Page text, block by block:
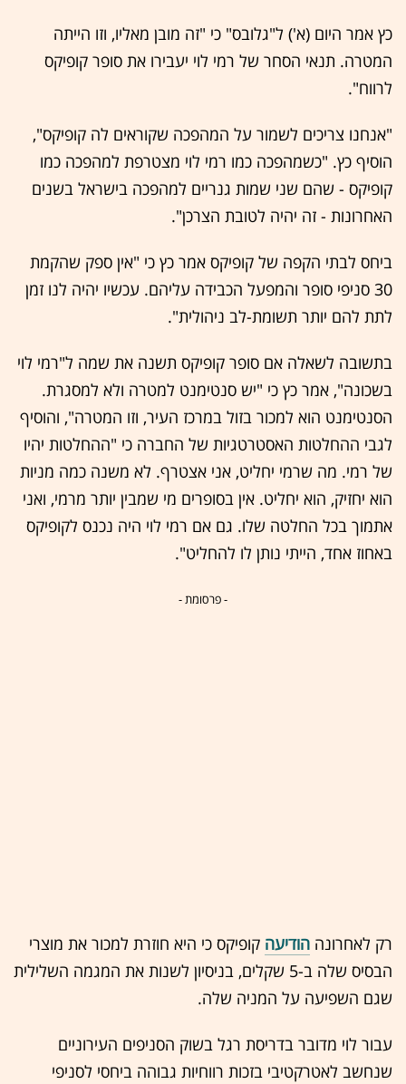
כץ אמר היום (א') ל"גלובס" כי "זה מובן מאליו, וזו הייתה
המטרה. תנאי הסחר של רמי לוי יעבירו את סופר קופיקס
לרווח".
"אנחנו צריכים לשמור על המהפכה שקוראים לה קופיקס",
הוסיף כץ. "כשמהפכה כמו רמי לוי מצטרפת למהפכה כמו
קופיקס - שהם שני שמות גנריים למהפכה בישראל בשנים
האחרונות - זה יהיה לטובת הצרכן".
ביחס לבתי הקפה של קופיקס אמר כץ כי "אין ספק שהקמת
30 סניפי סופר והמפעל הכבידה עליהם. עכשיו יהיה לנו זמן
לתת להם יותר תשומת-לב ניהולית".
בתשובה לשאלה אם סופר קופיקס תשנה את שמה ל"רמי לוי
בשכונה", אמר כץ כי "יש סנטימנט למטרה ולא למסגרת.
הסנטימנט הוא למכור בזול במרכז העיר, וזו המטרה", והוסיף
לגבי ההחלטות האסטרטגיות של החברה כי "ההחלטות יהיו
של רמי. מה שרמי יחליט, אני אצטרף. לא משנה כמה מניות
הוא יחזיק, הוא יחליט. אין בסופרים מי שמבין יותר מרמי, ואני
אתמוך בכל החלטה שלו. גם אם רמי לוי היה נכנס לקופיקס
באחוז אחד, הייתי נותן לו להחליט".
- פרסומת -
רק לאחרונה הודיעה קופיקס כי היא חוזרת למכור את מוצרי
הבסיס שלה ב-5 שקלים, בניסיון לשנות את המגמה השלילית
שגם השפיעה על המניה שלה.
עבור לוי מדובר בדריסת רגל בשוק הסניפים העירוניים
שנחשב לאטרקטיבי בזכות רווחיות גבוהה ביחסי לסניפי